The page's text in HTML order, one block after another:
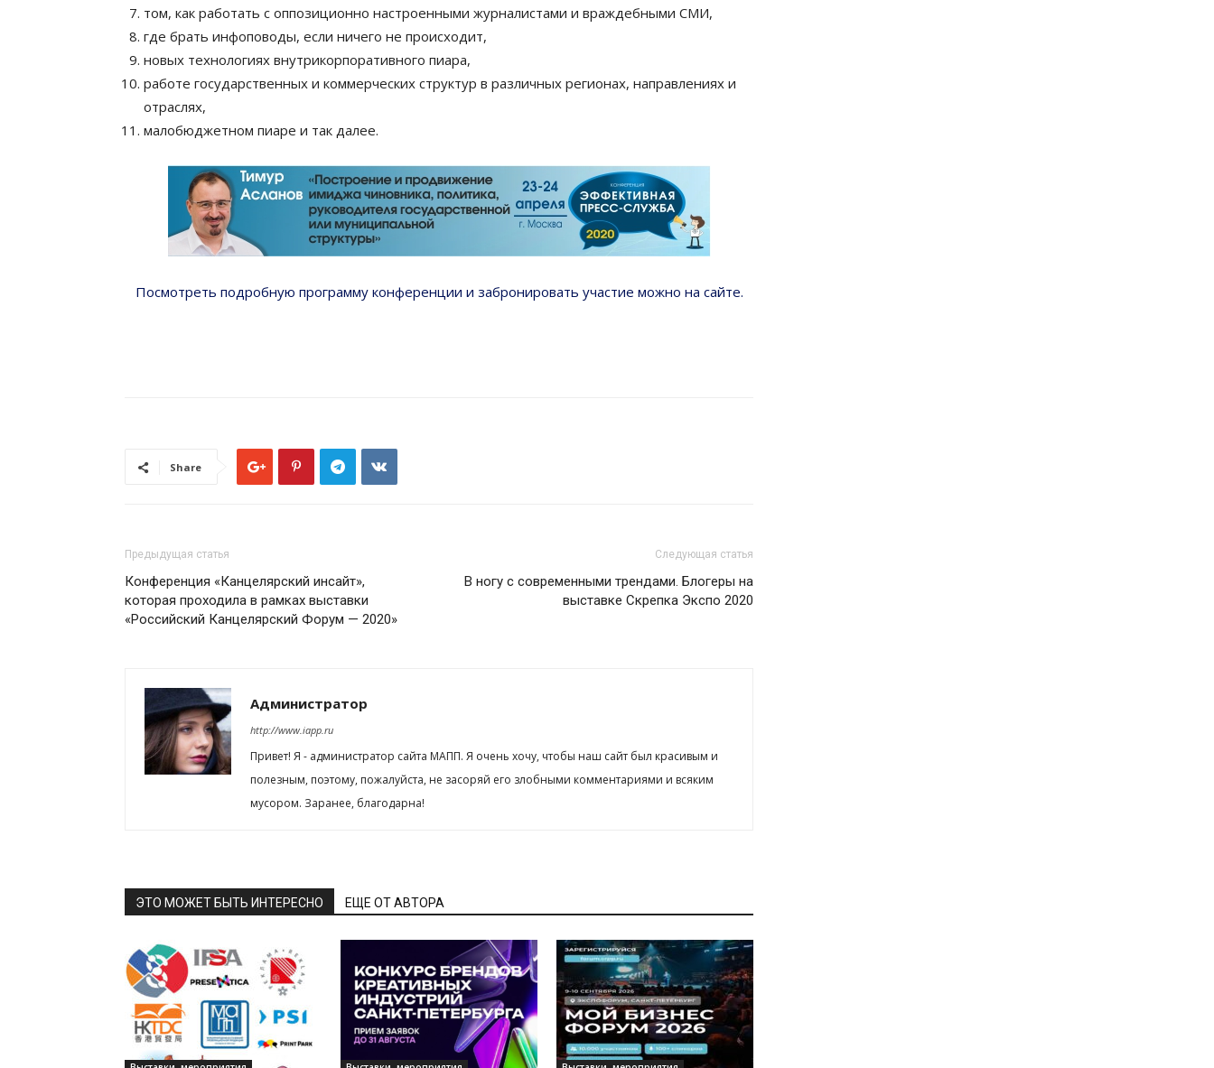
том, как работать с оппозиционно настроенными журналистами и враждебными СМИ,
где брать инфоповоды, если ничего не происходит,
новых технологиях внутрикорпоративного пиара,
работе государственных и коммерческих структур в различных регионах, направлениях и
отраслях,
малобюджетном пиаре и так далее.
Посмотреть подробную программу конференции и забронировать участие можно на сайте.
Share
Предыдущая статья
Конференция «Канцелярский инсайт»,
которая проходила в рамках выставки
«Российский Канцелярский Форум — 2020»
Следующая статья
В ногу с современными трендами. Блогеры на
выставке Скрепка Экспо 2020
Администратор
http://www.iapp.ru
Привет! Я - администратор сайта МАПП. Я очень хочу, чтобы наш сайт был красивым и
полезным, поэтому, пожалуйста, не засоряй его злобными комментариями и всяким
мусором. Заранее, благодарна!
ЭТО МОЖЕТ БЫТЬ ИНТЕРЕСНО ЕЩЕ ОТ АВТОРА